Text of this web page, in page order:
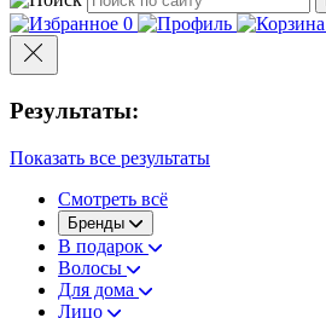
0
Результаты:
Показать все результаты
Смотреть всё
Бренды
В подарок
Волосы
Для дома
Лицо